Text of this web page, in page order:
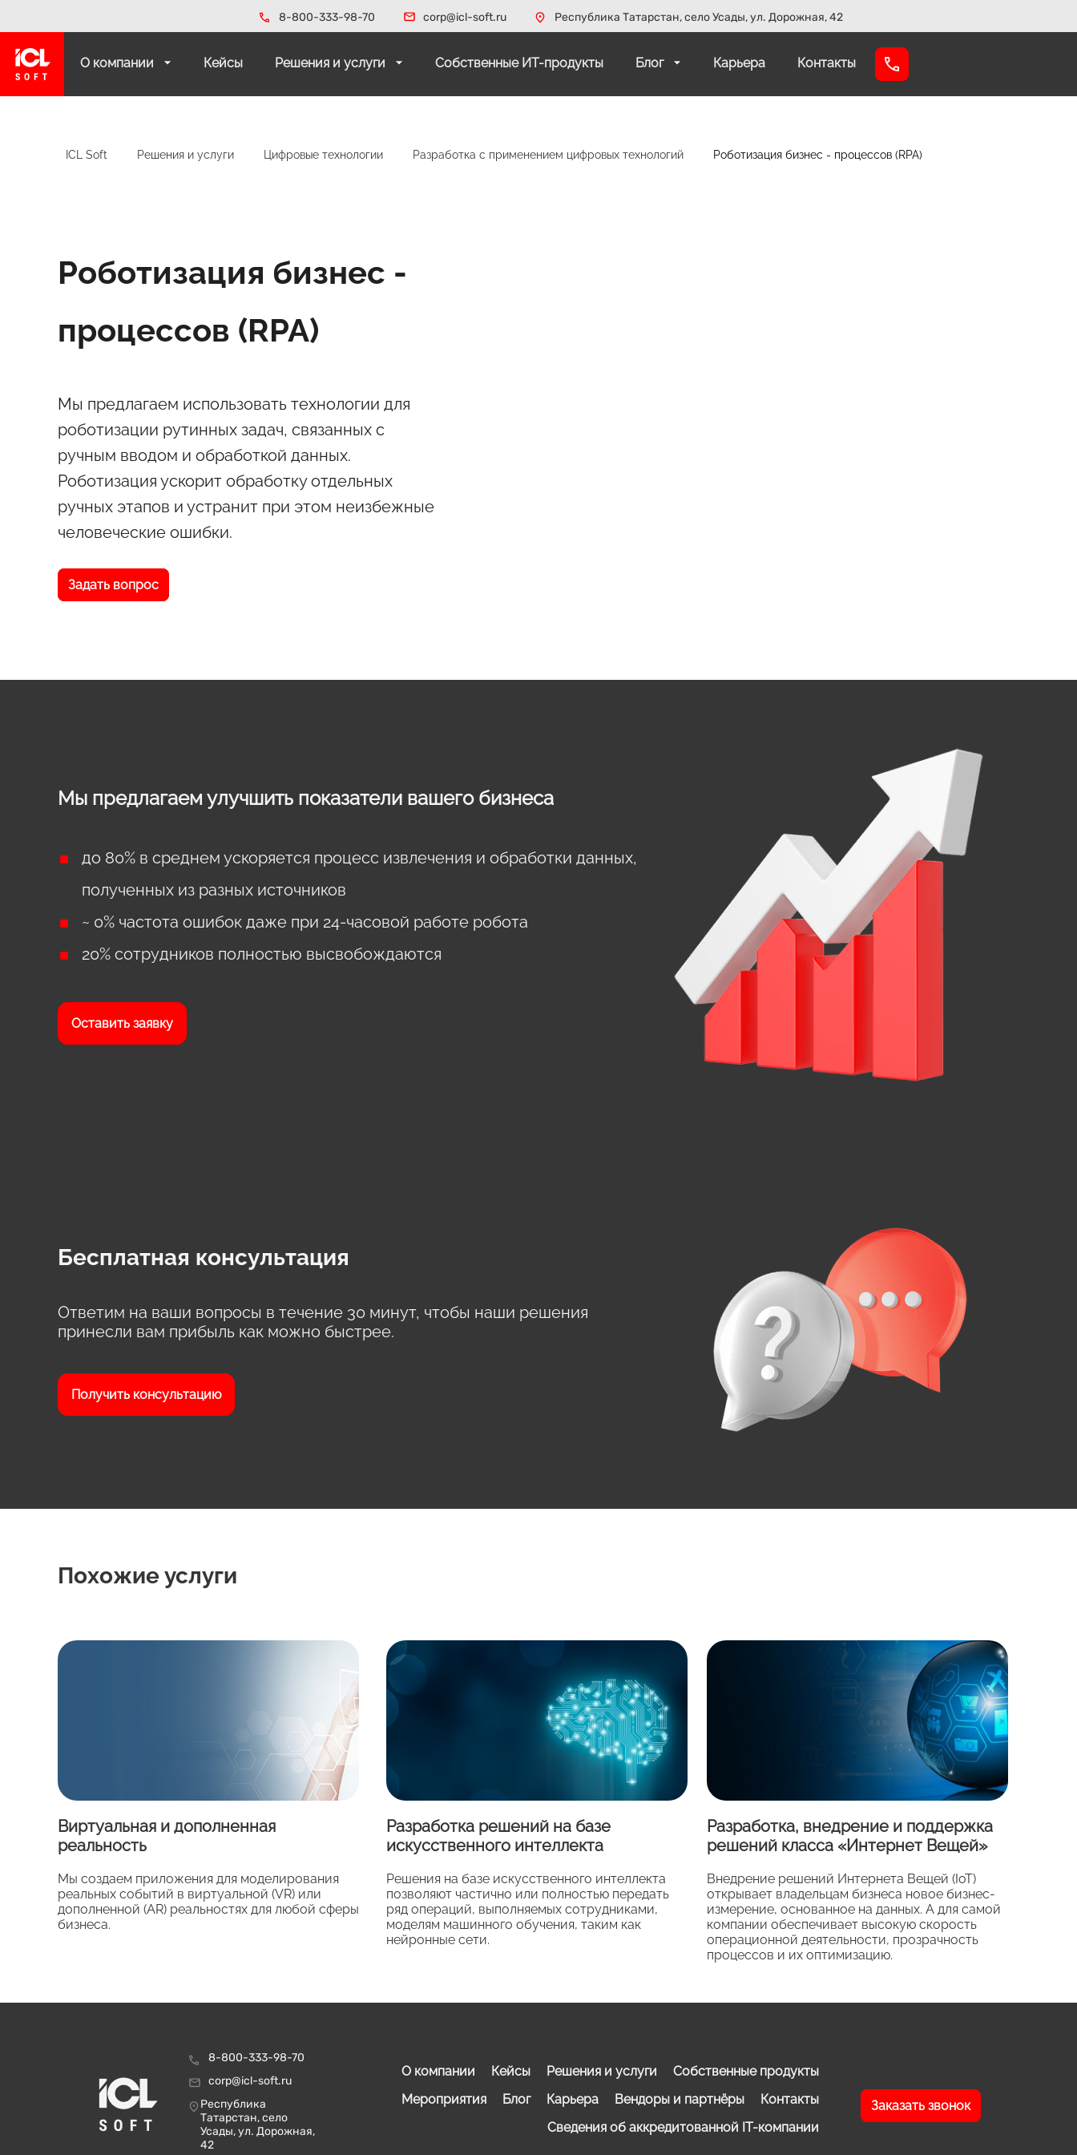
8-800-333-98-70 corp@icl-soft.ru Республика Татарстан, село Усады, ул. Дорожная, 42
О компании Кейсы Решения и услуги Собственные ИТ-продукты Блог Карьера Контакты
ICL Soft Решения и услуги Цифровые технологии Разработка с применением цифровых технологий Роботизация бизнес - процессов (RPA)
Роботизация бизнес -
процессов (RPA)
Мы предлагаем использовать технологии для
роботизации рутинных задач, связанных с
ручным вводом и обработкой данных.
Роботизация ускорит обработку отдельных
ручных этапов и устранит при этом неизбежные
человеческие ошибки.
Задать вопрос
Мы предлагаем улучшить показатели вашего бизнеса
до 80% в среднем ускоряется процесс извлечения и обработки данных,
полученных из разных источников
~ 0% частота ошибок даже при 24-часовой работе робота
20% cотрудников полностью высвобождаются
Оставить заявку
Бесплатная консультация
Ответим на ваши вопросы в течение 30 минут, чтобы наши решения
принесли вам прибыль как можно быстрее.
Получить консультацию
Похожие услуги
Виртуальная и дополненная
реальность
Мы создаем приложения для моделирования
реальных событий в виртуальной (VR) или
дополненной (AR) реальностях для любой сферы
бизнеса.
Разработка решений на базе
искусственного интеллекта
Решения на базе искусственного интеллекта
позволяют частично или полностью передать
ряд операций, выполняемых сотрудниками,
моделям машинного обучения, таким как
нейронные сети.
Разработка, внедрение и поддержка
решений класса «Интернет Вещей»
Внедрение решений Интернета Вещей (IoT)
открывает владельцам бизнеса новое бизнес-
измерение, основанное на данных. А для самой
компании обеспечивает высокую скорость
операционной деятельности, прозрачность
процессов и их оптимизацию.
8-800-333-98-70
corp@icl-soft.ru
Республика
Татарстан, село
Усады, ул. Дорожная,
42
О компании Кейсы Решения и услуги
Собственные продукты
Мероприятия
Блог Карьера Вендоры и партнёры
Контакты
Сведения об аккредитованной IT-компании
Заказать звонок